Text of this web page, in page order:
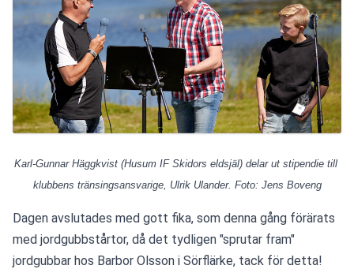
Karl-Gunnar Häggkvist (Husum IF Skidors eldsjäl) delar ut stipendie till
klubbens tränsingsansvarige, Ulrik Ulander. Foto: Jens Boveng
Dagen avslutades med gott fika, som denna gång förärats
med jordgubbstårtor, då det tydligen "sprutar fram"
jordgubbar hos Barbor Olsson i Sörflärke, tack för detta!